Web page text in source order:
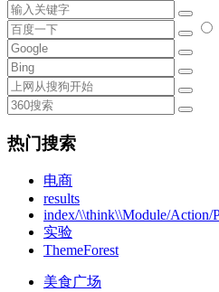
热门搜索
电商
results
index/\\think\\Module/Action/
实验
ThemeForest
美食广场